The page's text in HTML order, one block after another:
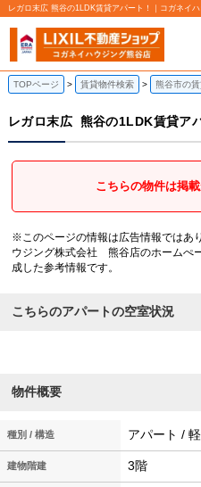
レガロ末広 熊谷の1LDK賃貸アパート！｜コガネイ
TOPページ 賃貸物件検索 熊谷市の
レガロ末広 熊谷の1LDK賃貸ア
こちらの物件は掲
※このページの情報は広告情報ではあ
ウジング株式会社 熊谷店のホームぺ
成した参考情報です。
こちらのアパートの空室状況
物件概要
種別 / 構造 アパート /
建物階建 3階